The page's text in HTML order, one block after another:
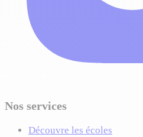
Nos services
Découvre les écoles